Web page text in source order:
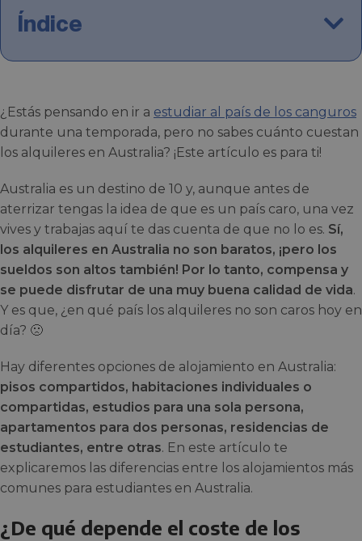
Índice
¿Estás pensando en ir a estudiar al país de los canguros
durante una temporada, pero no sabes cuánto cuestan
los alquileres en Australia? ¡Este artículo es para ti!
Australia es un destino de 10 y, aunque antes de
aterrizar tengas la idea de que es un país caro, una vez
vives y trabajas aquí te das cuenta de que no lo es. Sí,
los alquileres en Australia no son baratos, ¡pero los
sueldos son altos también! Por lo tanto, compensa y
se puede disfrutar de una muy buena calidad de vida.
Y es que, ¿en qué país los alquileres no son caros hoy en
día? 🙁
Hay diferentes opciones de alojamiento en Australia:
pisos compartidos, habitaciones individuales o
compartidas, estudios para una sola persona,
apartamentos para dos personas, residencias de
estudiantes, entre otras. En este artículo te
explicaremos las diferencias entre los alojamientos más
comunes para estudiantes en Australia.
¿De qué depende el coste de los